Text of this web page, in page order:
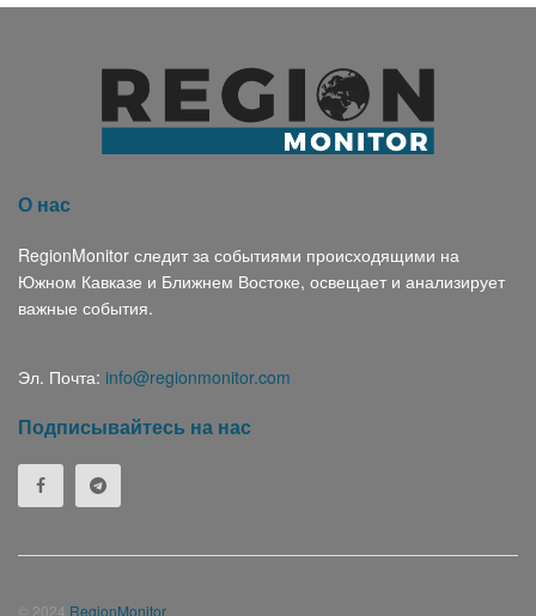
О нас
RegionMonitor следит за событиями происходящими на
Южном Кавказе и Ближнем Востоке, освещает и анализирует
важные события.
Эл. Почта: info@regionmonitor.com
Подписывайтесь на нас
© 2024 RegionMonitor